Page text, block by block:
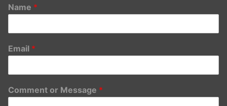
Name *
Email *
Comment or Message *